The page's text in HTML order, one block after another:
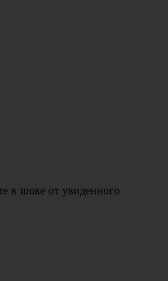
в шоке от увиденного